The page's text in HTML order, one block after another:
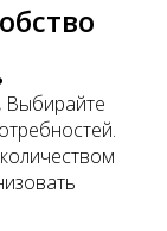
Выбирайте